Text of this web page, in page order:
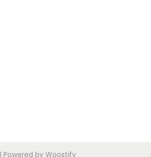
| Powered by Woostify